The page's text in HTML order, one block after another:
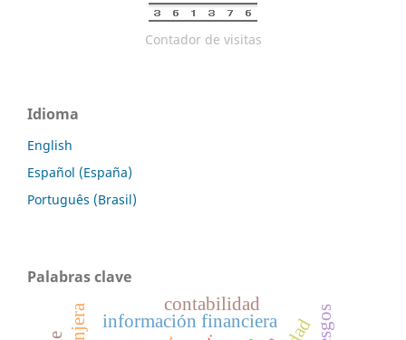
Contador de visitas
Idioma
English
Español (España)
Português (Brasil)
Palabras clave
información financiera
contabilidad